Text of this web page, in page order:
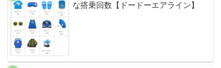
な搭乗回数【ドードーエアライン】